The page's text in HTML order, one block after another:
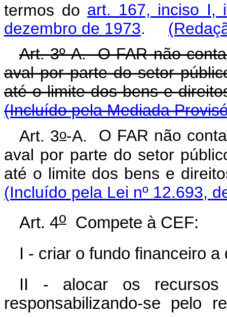
termos do art. 167, inciso I,
dezembro de 1973.
Art. 3º-A. O FAR não
aval por parte do setor
até o limite dos bens e
(Incluído pela Mediada
Art. 3o-A. O FAR não
aval por parte do setor
até o limite dos bens e
(Incluído pela Lei nº 12.693,
Art. 4o
Compete à CEF:
I - criar o fundo financeiro
II - alocar os
responsabilizando-se pelo